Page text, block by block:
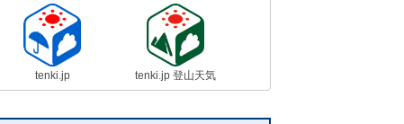
tenki.jp tenki.jp 登山天気